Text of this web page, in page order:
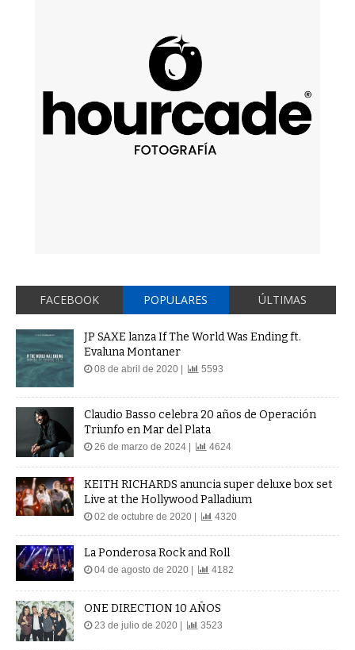
FACEBOOK POPULARES ÚLTIMAS
JP SAXE lanza If The World Was Ending ft.
Evaluna Montaner
08 de abril de 2020 | 5593
Claudio Basso celebra 20 años de Operación
Triunfo en Mar del Plata
26 de marzo de 2024 | 4624
KEITH RICHARDS anuncia super deluxe box set
Live at the Hollywood Palladium
02 de octubre de 2020 | 4320
La Ponderosa Rock and Roll
04 de agosto de 2020 | 4182
ONE DIRECTION 10 AÑOS
23 de julio de 2020 | 3523